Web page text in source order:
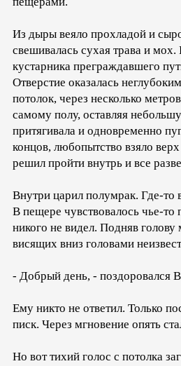
Из дыры веяло прохладой и
свешивалась сухая трава и мох.
кустарника преграждавшего
Отверстие оказалась
потолок, через несколько
самому полу, оставляя
притягивала и одновременно
концов, любопытство взяло
решил пройти внутрь и все
Внутри царил полумрак. Где-то
В пещере чувствовалось чье-то
никого не видел. Подняв голову
висящих вниз головами
- Добрый день, - поздоровался
Ему никто не ответил. Только
писк. Через мгновение опять
Но вот тихий голос с потолка